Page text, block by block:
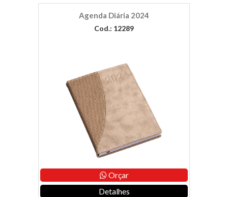
Agenda Diária 2024
Cod.: 12289
Orçar
Detalhes